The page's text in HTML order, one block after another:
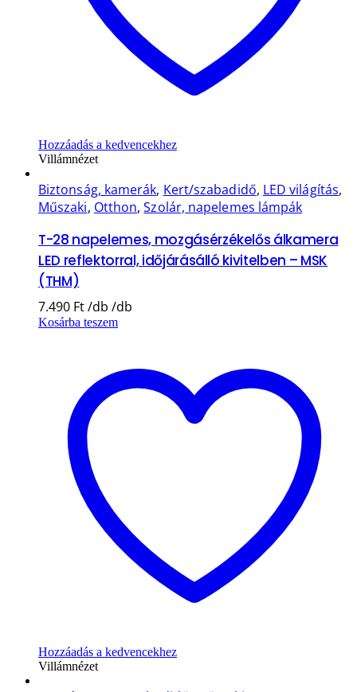
Hozzáadás a kedvencekhez
Villámnézet
Biztonság, kamerák, Kert/szabadidő, LED világítás,
Műszaki, Otthon,Szolár, napelemes lámpák
T-28 napelemes, mozgásérzékelős álkamera
LED reflektorral, időjárásálló kivitelben – MSK
(THM)
7.490 Ft
Kosárba teszem
Hozzáadás a kedvencekhez
Villámnézet